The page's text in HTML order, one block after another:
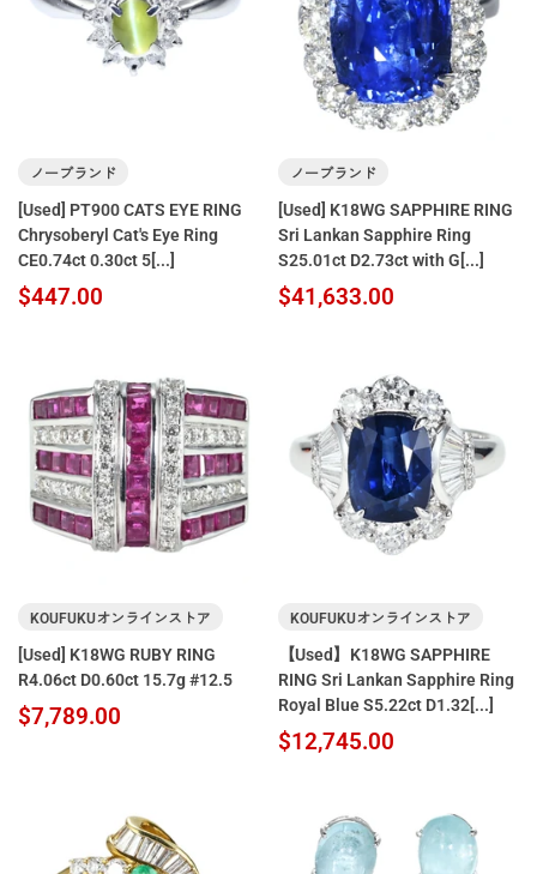
ノーブランド
[Used] PT900 CATS EYE RING
Chrysoberyl Cat's Eye Ring
CE0.74ct 0.30ct 5[...]
$447.00
ノーブランド
[Used] K18WG SAPPHIRE RING
Sri Lankan Sapphire Ring
S25.01ct D2.73ct with G[...]
$41,633.00
KOUFUKUオンラインストア
[Used] K18WG RUBY RING
R4.06ct D0.60ct 15.7g #12.5
$7,789.00
KOUFUKUオンラインストア
【Used】K18WG SAPPHIRE
RING Sri Lankan Sapphire Ring
Royal Blue S5.22ct D1.32[...]
$12,745.00